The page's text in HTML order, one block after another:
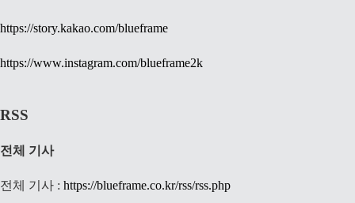
https://story.kakao.com/blueframe
https://www.instagram.com/blueframe2k
RSS
전체 기사
전체 기사 : https://blueframe.co.kr/rss/rss.php